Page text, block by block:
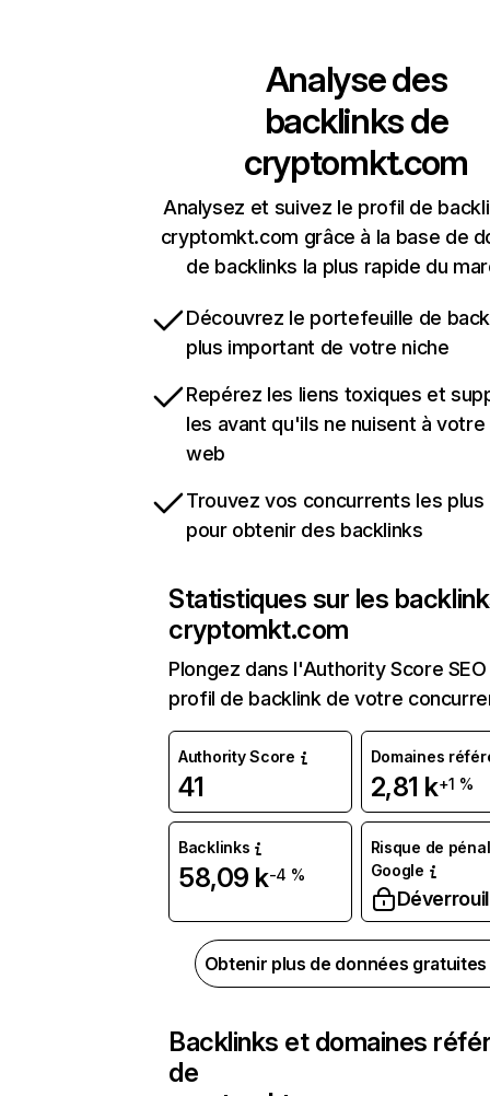
Analyse des
backlinks de
cryptomkt.com
Analysez et suivez le profil de
cryptomkt.com grâce à la base de
de backlinks la plus rapide du
Découvrez le portefeuille de
plus important de votre niche
Repérez les liens toxiques et
les avant qu'ils ne nuisent à
web
Trouvez vos concurrents les
pour obtenir des backlinks
Statistiques sur les
cryptomkt.com
Plongez dans l'Authority Score
profil de backlink de votre
Authority Score
41
Domaines
2,81 k+1 %
Backlinks
58,09 k-4 %
Risque de
Google
Obtenir plus de données
Backlinks et domaines
de